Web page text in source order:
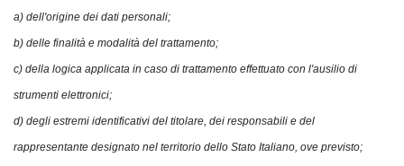
a) dell'origine dei dati personali;
b) delle finalità e modalità del trattamento;
c) della logica applicata in caso di trattamento effettuato con l'ausilio di
strumenti elettronici;
d) degli estremi identificativi del titolare, dei responsabili e del
rappresentante designato nel territorio dello Stato Italiano, ove previsto;